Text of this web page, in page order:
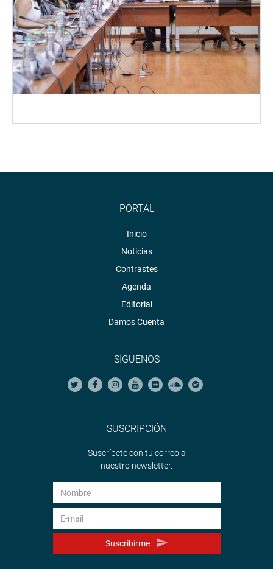
PORTAL
Inicio
Noticias
Contrastes
Agenda
Editorial
Damos Cuenta
SÍGUENOS
SUSCRIPCIÓN
Suscríbete con tu correo a
nuestro newsletter.
Suscribirme